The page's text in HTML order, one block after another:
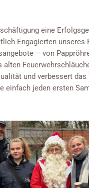
eine
Engagierten unseres
– von
und verbessert das
einfach jeden ersten